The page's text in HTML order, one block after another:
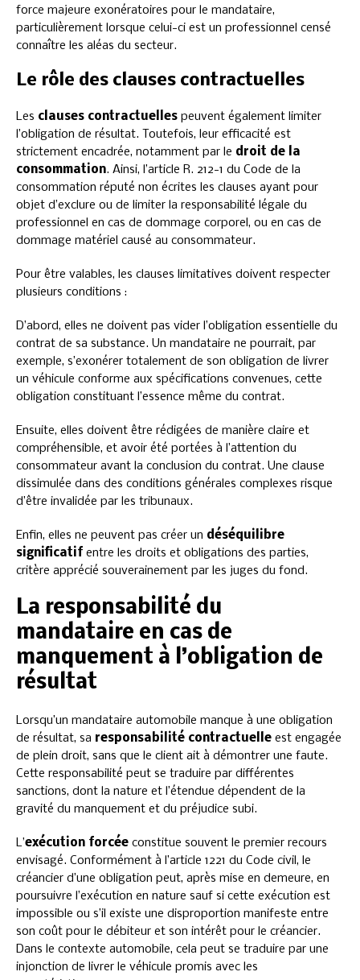
force majeure exonératoires pour le mandataire,
particulièrement lorsque celui-ci est un professionnel censé
connaître les aléas du secteur.
Le rôle des clauses contractuelles
Les clauses contractuelles peuvent également limiter
l’obligation de résultat. Toutefois, leur efficacité est
strictement encadrée, notamment par le droit de la
consommation. Ainsi, l’article R. 212-1 du Code de la
consommation réputé non écrites les clauses ayant pour
objet d’exclure ou de limiter la responsabilité légale du
professionnel en cas de dommage corporel, ou en cas de
dommage matériel causé au consommateur.
Pour être valables, les clauses limitatives doivent respecter
plusieurs conditions :
D’abord, elles ne doivent pas vider l’obligation essentielle du
contrat de sa substance. Un mandataire ne pourrait, par
exemple, s’exonérer totalement de son obligation de livrer
un véhicule conforme aux spécifications convenues, cette
obligation constituant l’essence même du contrat.
Ensuite, elles doivent être rédigées de manière claire et
compréhensible, et avoir été portées à l’attention du
consommateur avant la conclusion du contrat. Une clause
dissimulée dans des conditions générales complexes risque
d’être invalidée par les tribunaux.
Enfin, elles ne peuvent pas créer un déséquilibre
significatif entre les droits et obligations des parties,
critère apprécié souverainement par les juges du fond.
La responsabilité du
mandataire en cas de
manquement à l’obligation de
résultat
Lorsqu’un mandataire automobile manque à une obligation
de résultat, sa responsabilité contractuelle est engagée
de plein droit, sans que le client ait à démontrer une faute.
Cette responsabilité peut se traduire par différentes
sanctions, dont la nature et l’étendue dépendent de la
gravité du manquement et du préjudice subi.
L’exécution forcée constitue souvent le premier recours
envisagé. Conformément à l’article 1221 du Code civil, le
créancier d’une obligation peut, après mise en demeure, en
poursuivre l’exécution en nature sauf si cette exécution est
impossible ou s’il existe une disproportion manifeste entre
son coût pour le débiteur et son intérêt pour le créancier.
Dans le contexte automobile, cela peut se traduire par une
injonction de livrer le véhicule promis avec les